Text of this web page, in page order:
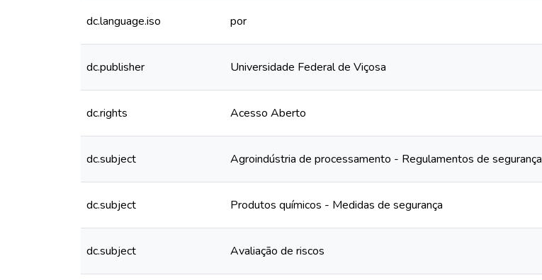
dc.language.iso por
dc.publisher Universidade Federal de Viçosa
dc.rights Acesso Aberto
dc.subject Agroindústria de processamento - Regulamentos de segurança
dc.subject Produtos químicos - Medidas de segurança
dc.subject Avaliação de riscos